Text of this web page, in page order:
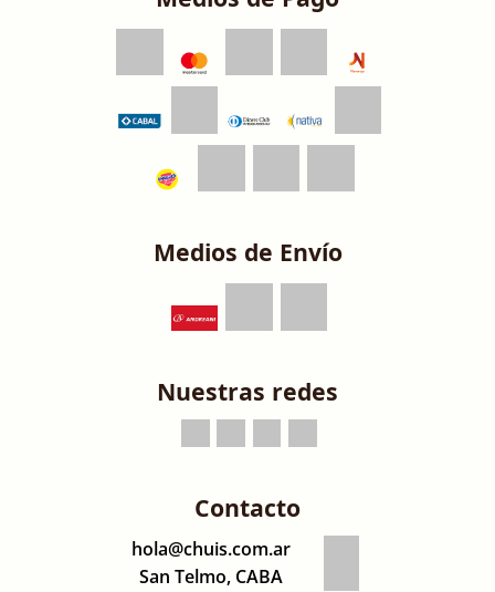
Medios de Pago
Nuestras redes
Contacto
hola@chuis.com.ar
San Telmo, CABA